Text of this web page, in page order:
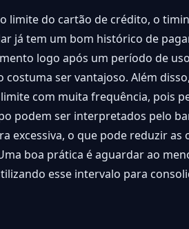
limite do cartão de crédito, o
já tem um bom histórico de
logo após um período de
costuma ser vantajoso. Além
com muita frequência, pois
podem ser interpretados pelo
excessiva, o que pode reduzir as
boa prática é aguardar ao
esse intervalo para